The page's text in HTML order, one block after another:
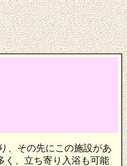
、その先にこの施設があ
く、立ち寄り入浴も可能